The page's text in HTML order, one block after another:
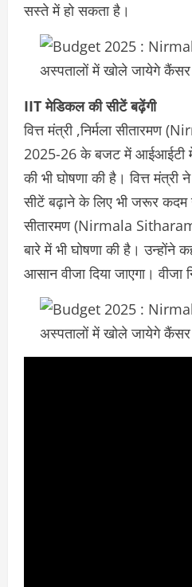
सस्ते में हो सकता है।
IIT मेडिकल की सीटें बढ़ेंगी
वित्त मंत्री ,निर्मला
2025-26 के बजट में आईआईटी
की भी घोषणा की है। वित्त
सीटें बढ़ाने के लिए भी जरूर कदम
सीतारमण (Nirmala
बारे में भी घोषणा की है। उन्होंने
आसान वीजा दिया जाएगा।